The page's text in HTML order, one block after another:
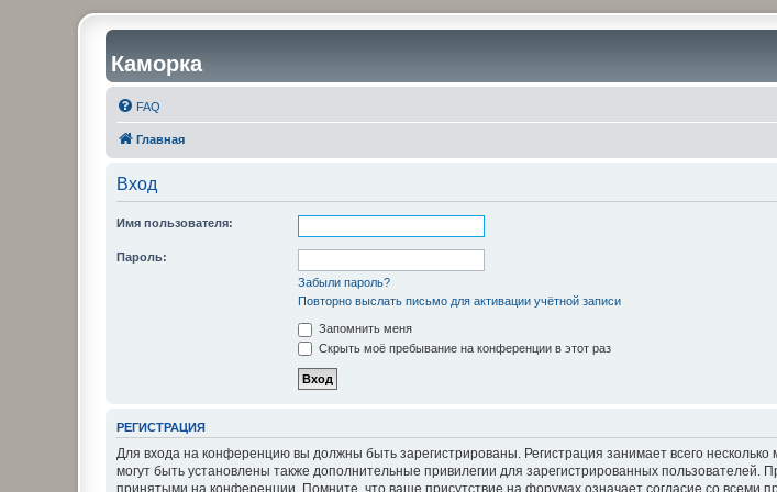
Каморка
FAQ
Главная
Вход
Имя пользователя:
Пароль:
Забыли пароль?
Повторно выслать письмо для активации учётной записи
Запомнить меня
Скрыть моё пребывание на конференции в этот раз
РЕГИСТРАЦИЯ
Для входа на конференцию вы должны быть зарегистрированы. Регистрация занимает всего
могут быть установлены также дополнительные привилегии для зарегистрированных пользователей.
принятыми на конференции. Помните, что ваше присутствие на форумах означает согласие со всеми